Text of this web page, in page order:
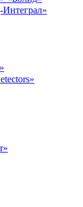
Интеграл»